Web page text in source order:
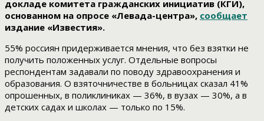
докладе комитета гражданских инициатив (КГИ),
основанном на опросе «Левада-центра», сообщает
издание «Известия».
55% россиян придерживается мнения, что без взятки не
получить положенных услуг. Отдельные вопросы
респондентам задавали по поводу здравоохранения и
образования. О взяточничестве в больницах сказал 41%
опрошенных, в поликлиниках — 36%, в вузах — 30%, а в
детских садах и школах — только по 15%.